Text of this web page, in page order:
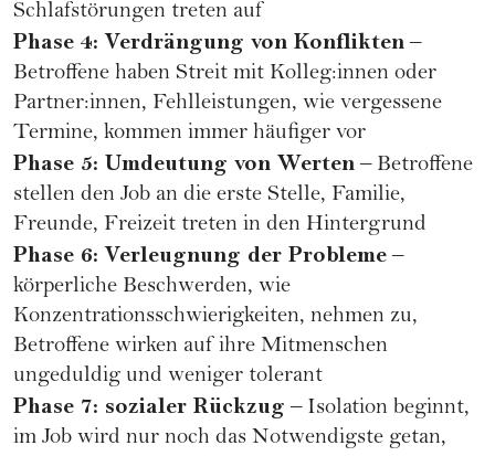
Schlafstörungen treten auf
Phase 4: Verdrängung von Konflikten–
Betroffene haben Streit mit Kolleg:innen oder
Partner:innen, Fehlleistungen, wie vergessene
Termine, kommen immer häufiger vor
Phase 5: Umdeutung von Werten– Betroffene
stellen den Job an die erste Stelle, Familie,
Freunde, Freizeit treten in den Hintergrund
Phase 6: Verleugnung der Probleme–
körperliche Beschwerden, wie
Konzentrationsschwierigkeiten, nehmen zu,
Betroffene wirken auf ihre Mitmenschen
ungeduldig und weniger tolerant
Phase 7: sozialer Rückzug – Isolation beginnt,
im Job wird nur noch das Notwendigste getan,